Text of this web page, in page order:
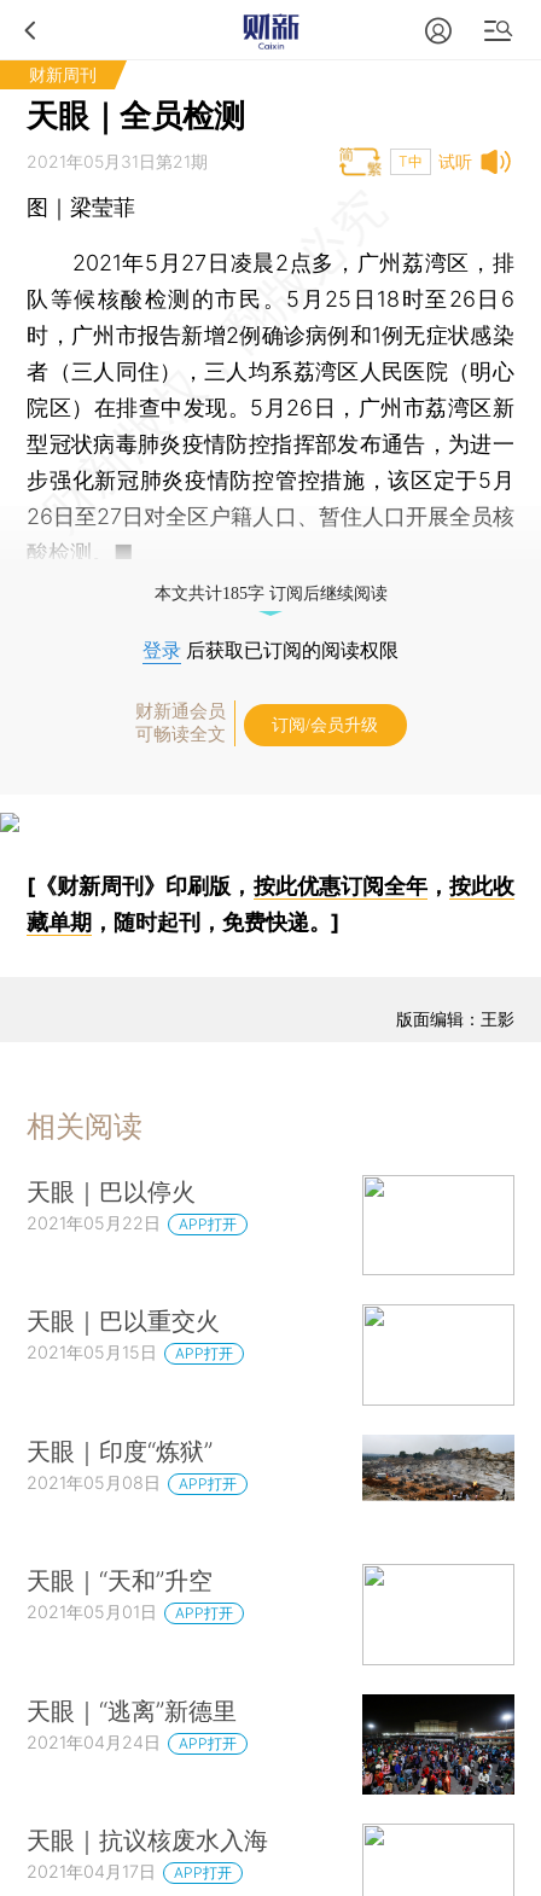
财新周刊
天眼｜全员检测
试听
2021年05月31日第21期 T中
图｜梁莹菲
2021年5月27日凌晨2点多，广州荔湾区，排
队等候核酸检测的市民。5月25日18时至26日6
时，广州市报告新增2例确诊病例和1例无症状感染
者（三人同住），三人均系荔湾区人民医院（明心
院区）在排查中发现。5月26日，广州市荔湾区新
型冠状病毒肺炎疫情防控指挥部发布通告，为进一
步强化新冠肺炎疫情防控管控措施，该区定于5月
26日至27日对全区户籍人口、暂住人口开展全员核
酸检测。■
本文共计185字 订阅后继续阅读
登录 后获取已订阅的阅读权限
财新通会员
可畅读全文
订阅/会员升级
[《财新周刊》印刷版， 按此优惠订阅全年， 按此收
藏单期 ，随时起刊，免费快递。]
版面编辑：王影
相关阅读
天眼｜巴以停火
2021年05月22日 APP打开
天眼｜巴以重交火
2021年05月15日 APP打开
天眼｜印度“炼狱”
2021年05月08日 APP打开
天眼｜“天和”升空
2021年05月01日 APP打开
天眼｜“逃离”新德里
2021年04月24日 APP打开
天眼｜抗议核废水入海
2021年04月17日 APP打开